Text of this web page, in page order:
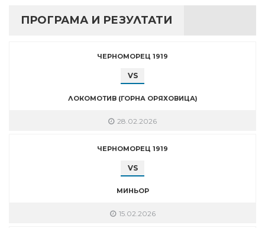
ПРОГРАМА И РЕЗУЛТАТИ
ЧЕРНОМОРЕЦ 1919
VS
ЛОКОМОТИВ (ГОРНА ОРЯХОВИЦА)
28.02.2026
ЧЕРНОМОРЕЦ 1919
VS
МИНЬОР
15.02.2026